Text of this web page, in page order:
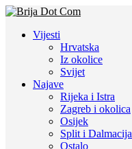
Vijesti
Hrvatska
Iz okolice
Svijet
Najave
Rijeka i Istra
Zagreb i okolica
Osijek
Split i Dalmacija
Ostalo